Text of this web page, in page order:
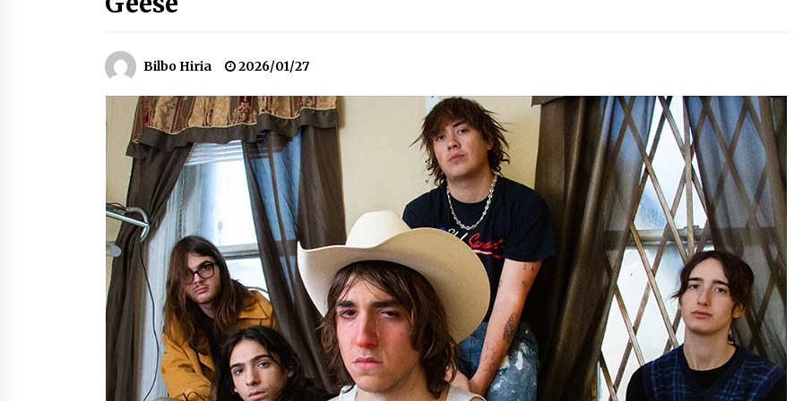
POTTO: San Pedro jaietako bertso-
2026/07/09 2026/07/07
Auritz Iñurrietaren margoak
ikusgai Uribitarte40 aretoan
2026/07/03
SOINUGELA: Paul McCartney eta
Ringo Starr-en lan berriak
2026/07/03
Bilbo Hiria 2026/01/27